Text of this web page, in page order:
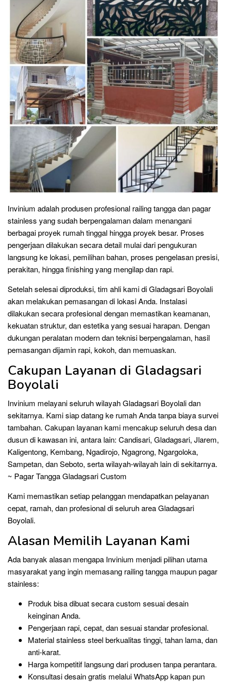
Invinium adalah produsen profesional railing tangga dan pagar
stainless yang sudah berpengalaman dalam menangani
berbagai proyek rumah tinggal hingga proyek besar. Proses
pengerjaan dilakukan secara detail mulai dari pengukuran
langsung ke lokasi, pemilihan bahan, proses pengelasan presisi,
perakitan, hingga finishing yang mengilap dan rapi.
Setelah selesai diproduksi, tim ahli kami di Gladagsari Boyolali
akan melakukan pemasangan di lokasi Anda. Instalasi
dilakukan secara profesional dengan memastikan keamanan,
kekuatan struktur, dan estetika yang sesuai harapan. Dengan
dukungan peralatan modern dan teknisi berpengalaman, hasil
pemasangan dijamin rapi, kokoh, dan memuaskan.
Cakupan Layanan di Gladagsari
Boyolali
Invinium melayani seluruh wilayah Gladagsari Boyolali dan
sekitarnya. Kami siap datang ke rumah Anda tanpa biaya survei
tambahan. Cakupan layanan kami mencakup seluruh desa dan
dusun di kawasan ini, antara lain: Candisari, Gladagsari, Jlarem,
Kaligentong, Kembang, Ngadirojo, Ngagrong, Ngargoloka,
Sampetan, dan Seboto, serta wilayah-wilayah lain di sekitarnya.
~ Pagar Tangga Gladagsari Custom
Kami memastikan setiap pelanggan mendapatkan pelayanan
cepat, ramah, dan profesional di seluruh area Gladagsari
Boyolali.
Alasan Memilih Layanan Kami
Ada banyak alasan mengapa Invinium menjadi pilihan utama
masyarakat yang ingin memasang railing tangga maupun pagar
stainless:
Produk bisa dibuat secara custom sesuai desain
keinginan Anda.
Pengerjaan rapi, cepat, dan sesuai standar profesional.
Material stainless steel berkualitas tinggi, tahan lama, dan
anti-karat.
Harga kompetitif langsung dari produsen tanpa perantara.
Konsultasi desain gratis melalui WhatsApp kapan pun